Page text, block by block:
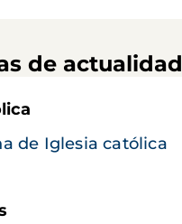
de actualidad
de Iglesia católica